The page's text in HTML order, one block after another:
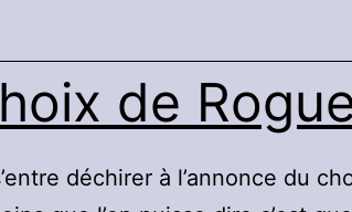
de
déchirer à l’annonce du